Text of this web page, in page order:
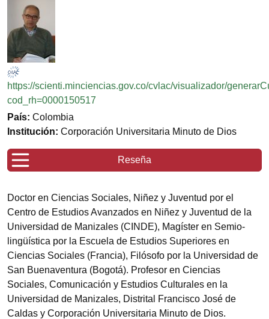
Imagen
https://scienti.minciencias.gov.co/cvlac/visualizador/
cod_rh=0000150517
País: Colombia
Institución: Corporación Universitaria Minuto de Dios
Reseña
Doctor en Ciencias Sociales, Niñez y Juventud por el
Centro de Estudios Avanzados en Niñez y Juventud de la
Universidad de Manizales (CINDE), Magíster en Semio-
lingüística por la Escuela de Estudios Superiores en
Ciencias Sociales (Francia), Filósofo por la Universidad de
San Buenaventura (Bogotá). Profesor en Ciencias
Sociales, Comunicación y Estudios Culturales en la
Universidad de Manizales, Distrital Francisco José de
Caldas y Corporación Universitaria Minuto de Dios.